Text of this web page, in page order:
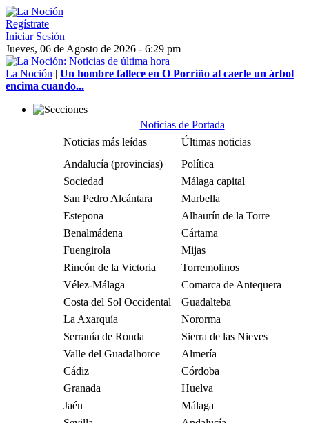
Regístrate
Iniciar Sesión
Jueves, 06 de Agosto de 2026 - 6:29 pm
La Noción | Un hombre fallece en O Porriño al caerle un árbol
encima cuando...
Noticias de Portada
Noticias más leídas
Últimas noticias
Andalucía (provincias)
Política
Sociedad
Málaga capital
San Pedro Alcántara
Marbella
Estepona
Alhaurín de la Torre
Benalmádena
Cártama
Fuengirola
Mijas
Rincón de la Victoria
Torremolinos
Vélez-Málaga
Comarca de Antequera
Costa del Sol Occidental
Guadalteba
La Axarquía
Nororma
Serranía de Ronda
Sierra de las Nieves
Valle del Guadalhorce
Almería
Cádiz
Córdoba
Granada
Huelva
Jaén
Málaga